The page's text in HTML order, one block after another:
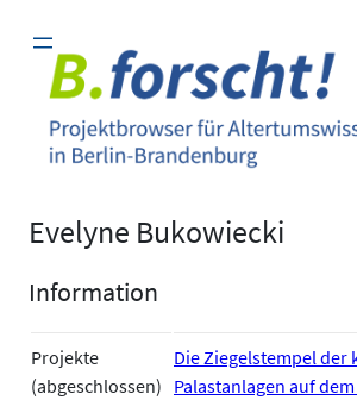
Inhalt
springen
Evelyne Bukowiecki
Information
Projekte
(abgeschlossen)
Die Ziegelstempel der
Palastanlagen auf